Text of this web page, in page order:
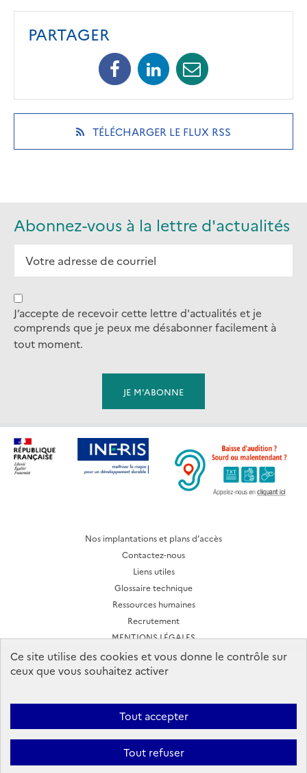
PARTAGER
Facebook
(opens
a
new
tab)
Linkedin
(opens
a
new
tab)
Mail
(opens
a
new
tab)
TÉLÉCHARGER LE FLUX RSS(OPENS
Abonnez-vous à la lettre d'actualités
J’accepte de recevoir cette lettre d'actualités et je
comprends que je peux me désabonner facilement à
tout moment.
Nos implantations et plans d’accès
Contactez-nous
Liens utiles
Glossaire technique
Ressources humaines
Recrutement
MENTIONS LÉGALES
CONDITIONS D'UTILISATION
Archives des lettres d'actualité
Ineris 2026. Tous droits réservés.
Suivez-nous:
Ce site utilise des cookies et vous donne le contrôle sur
ceux que vous souhaitez activer
Tout accepter
Tout refuser